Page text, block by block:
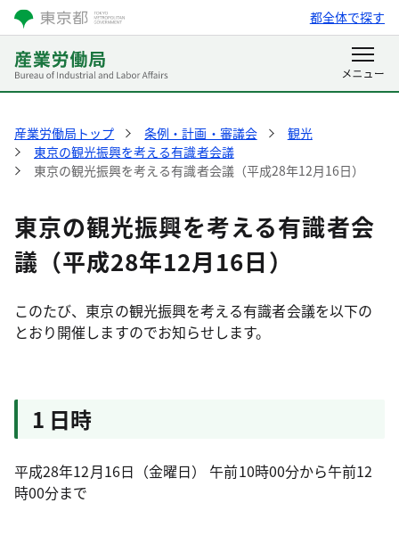
都全体で探す
産業労働局トップ 条例・計画・審議会
観光
東京の観光振興を考える有識者会議
東京の観光振興を考える有識者会議（平成28年12月16日）
東京の観光振興を考える有識者会
議（平成28年12月16日）
このたび、東京の観光振興を考える有識者会議を以下の
とおり開催しますのでお知らせします。
1 日時
平成28年12月16日（金曜日） 午前10時00分から午前12
時00分まで